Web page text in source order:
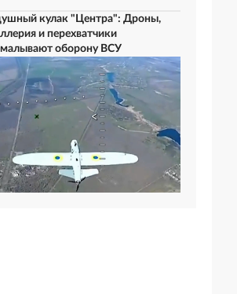
кулак "Центра": Дроны,
и перехватчики
оборону ВСУ